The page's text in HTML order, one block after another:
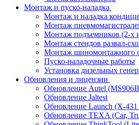
Монтаж и пуско-наладка
Монтаж и наладка
Монтаж
Монтаж подъемников (2-х
Монтаж стендов развал-
Монтаж шиномонтажного
Пуско-наладочные работы
Установка дизельных
Обновления и лицензии
Обновление Autel
Обновление Jaltest
Обновление Launch (X-431
Обновление TEXA (Car,